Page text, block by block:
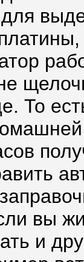
То
вы
и